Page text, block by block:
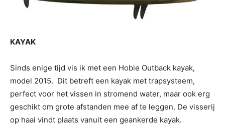
KAYAK
Sinds enige tijd vis ik met een Hobie Outback kayak,
model 2015. Dit betreft een kayak met trapsysteem,
perfect voor het vissen in stromend water, maar ook erg
geschikt om grote afstanden mee af te leggen. De visserij
op haai vindt plaats vanuit een geankerde kayak.